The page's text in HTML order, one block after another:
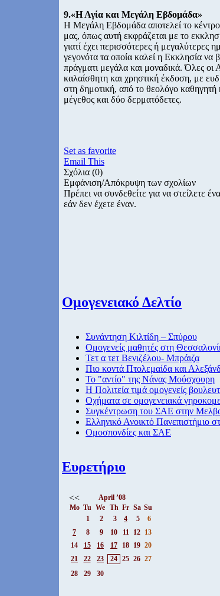
9.«Η Αγία και Μεγάλη Εβδομάδα»
Η Μεγάλη Εβδομάδα αποτελεί το κέντρο
μας, όπως αυτή εκφράζεται με το
γιατί έχει περισσότερες ή μεγαλύτερες
γεγονότα τα οποία καλεί η Εκκλησία να
πράγματι μεγάλα και μοναδικά. Όλες
καλαίσθητη και χρηστική έκδοση, με
στη δημοτική, από το θεολόγο
μέγεθος και δύο δερματόδετες.
Set as favorite
Email This
Σχόλια (0)
Εμφάνιση/Απόκρυψη των σχολίων
Πρέπει να συνδεθείτε για να στείλετε
εάν δεν έχετε έναν.
Ομογενειακό Δελτίο
Συνάντηση Κιλτίδη – Σπύρου
Ομογενείς μαθητές στη
Τετ α τετ Βενιζέλου- Μπράιζα
Πιο κοντά Πτολεμαίδα και
Το "αντίο" της Νάνας Μούσχουρη
Η Πολιτεία τιμά ομογενείς
Οχήματα σε ομογενειακά
Συγκέντρωση του ΣΑΕ στην
Ελληνικό Ανοικτό Πανεπιστήμιο
Ομοσπονδίες και ΣΑΕ
Ευρετήριο
<<
April ’08
Mo Tu We Th Fr Sa Su
1
2 3 4 5
6
7
8 9 10 11 12 13
14
15 16 17 18 19 20
21
22 23 24 25 26 27
28
29 30